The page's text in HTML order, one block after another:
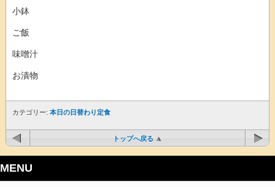
小鉢
ご飯
味噌汁
お漬物
カテゴリー: 本日の日替わり定食
トップへ戻る
MENU